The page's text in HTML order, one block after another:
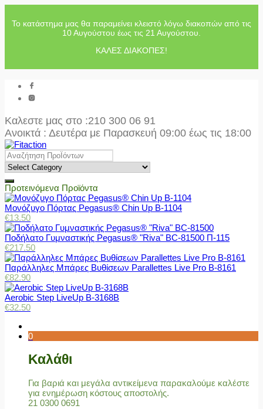
Το κατάστημα μας θα παραμείνει κλειστό λόγω διακοπών από τις
10 Αυγούστου έως τις 21 Αυγούστου.
ΚΑΛΕΣ ΔΙΑΚΟΠΕΣ!
Καλεστε μας στο :210 300 06 91
Ανοικτά : Δευτέρα με Παρασκευή 09:00 έως τις 18:00
Προτεινόμενα Προϊόντα
Μονόζυγο Πόρτας Pegasus® Chin Up Β-1104
€13.50
Ποδήλατο Γυμναστικής Pegasus® "Riva" BC-81500 Π-115
€217.50
Παράλληλες Μπάρες Βυθίσεων Parallettes Live Pro Β-8161
€82.90
Aerobic Step LiveUp B-3168B
€32.50
0
Καλάθι
Για βαριά και μεγάλα αντικείμενα παρακαλούμε καλέστε
για ενημέρωση κόστους αποστολής.
21 0300 0691